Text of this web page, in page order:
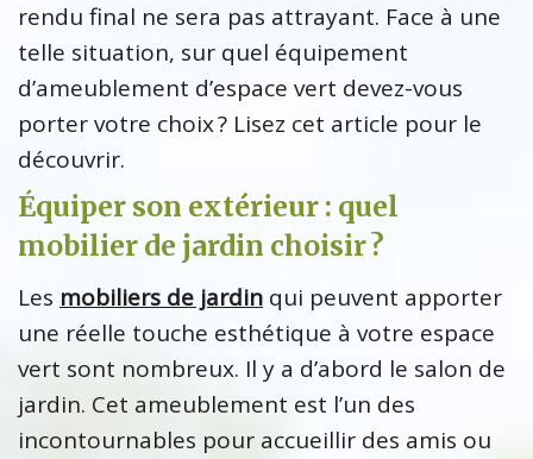
rendu final ne sera pas attrayant. Face à une
telle situation, sur quel équipement
d’ameublement d’espace vert devez-vous
porter votre choix ? Lisez cet article pour le
découvrir.
Équiper son extérieur : quel
mobilier de jardin choisir ?
Les mobiliers de jardin qui peuvent apporter
une réelle touche esthétique à votre espace
vert sont nombreux. Il y a d’abord le salon de
jardin. Cet ameublement est l’un des
incontournables pour accueillir des amis ou